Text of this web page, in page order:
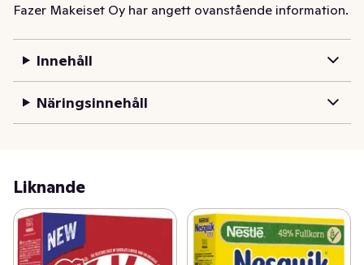
Fazer Makeiset Oy har angett ovanstående information.
Innehåll
Näringsinnehåll
Liknande